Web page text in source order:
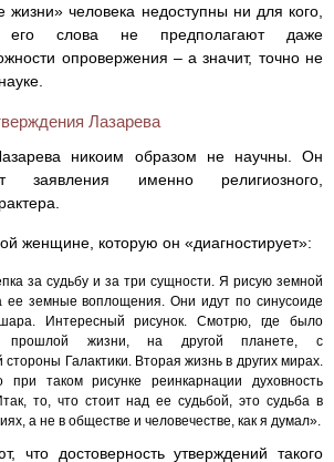
жизни» человека недоступны ни для кого,
его слова не предполагают даже
опровержения – а значит, точно не
Лазарева
никоим образом не научны. Он
заявления именно религиозного,
женщине, которую он «диагностирует»:
за судьбу и за три сущности. Я рисую земной
земные воплощения. Они идут по синусоиде
шара. Интересный рисунок. Смотрю, где было
прошлой жизни, на другой планете, с
Галактики. Вторая жизнь в других мирах.
при таком рисунке реинкарнации духовность
то, что стоит над ее судьбой, это судьба в
а не в обществе и человечестве, как я думал».
что достоверность утверждений такого